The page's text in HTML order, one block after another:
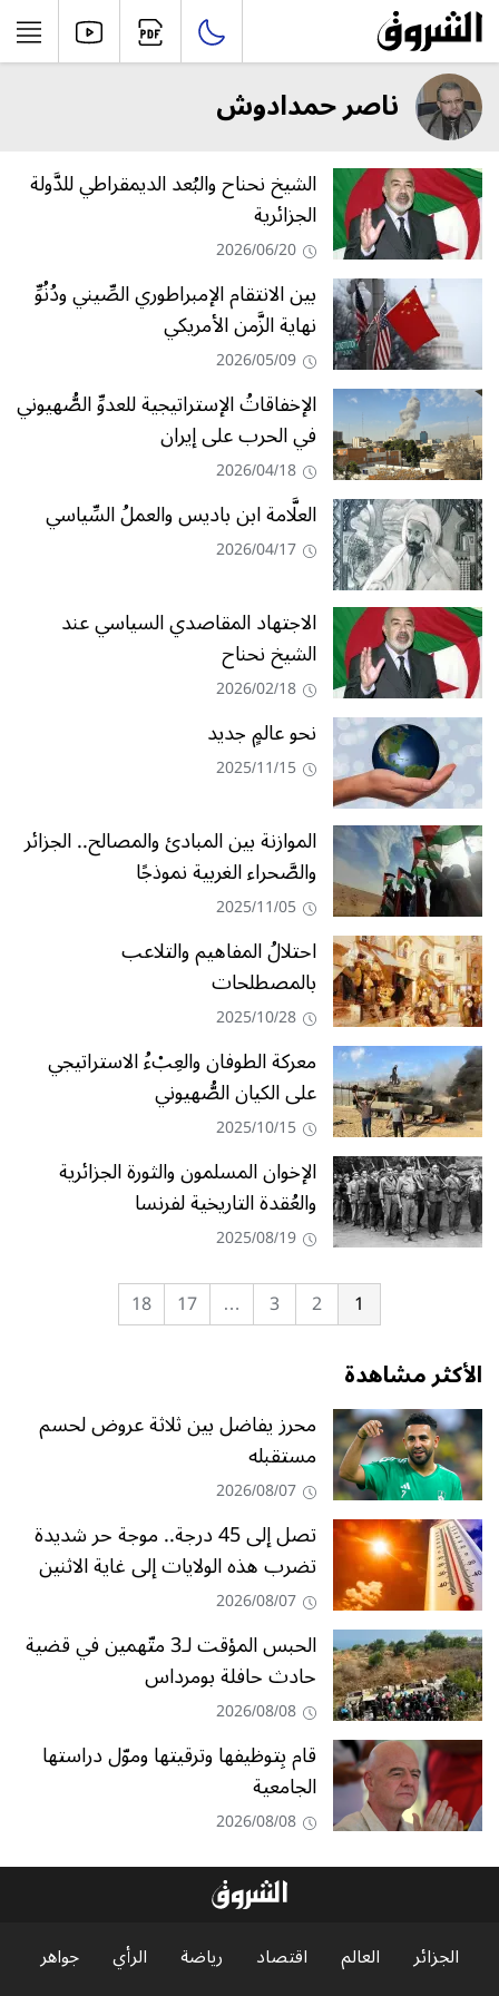
ناصر حمدادوش
الشيخ نحناح والبُعد الديمقراطي للدَّولة
الجزائرية
2026/06/20
بين الانتقام الإمبراطوري الصِّيني ودُنُوِّ
نهاية الزَّمن الأمريكي
2026/05/09
الإخفاقاتُ الإستراتيجية للعدوِّ الصُّهيوني
في الحرب على إيران
2026/04/18
العلَّامة ابن باديس والعملُ السِّياسي
2026/04/17
الاجتهاد المقاصدي السياسي عند
الشيخ نحناح
2026/02/18
نحو عالمٍ جديد
2025/11/15
الموازنة بين المبادئ والمصالح.. الجزائر
والصَّحراء الغربية نموذجًا
2025/11/05
احتلالُ المفاهيم والتلاعب
بالمصطلحات
2025/10/28
معركة الطوفان والعِبْءُ الاستراتيجي
على الكيان الصُّهيوني
2025/10/15
الإخوان المسلمون والثورة الجزائرية
والعُقدة التاريخية لفرنسا
2025/08/19
1
2
3
…
17
18
الأكثر مشاهدة
محرز يفاضل بين ثلاثة عروض لحسم
مستقبله
2026/08/07
تصل إلى 45 درجة.. موجة حر شديدة
تضرب هذه الولايات إلى غاية الاثنين
2026/08/07
الحبس المؤقت لـ3 متّهمين في قضية
حادث حافلة بومرداس
2026/08/08
قام بِتوظيفها وترقيتها وموّل دراستها
الجامعية
2026/08/08
الجزائر العالم اقتصاد رياضة الرأي
جواهر